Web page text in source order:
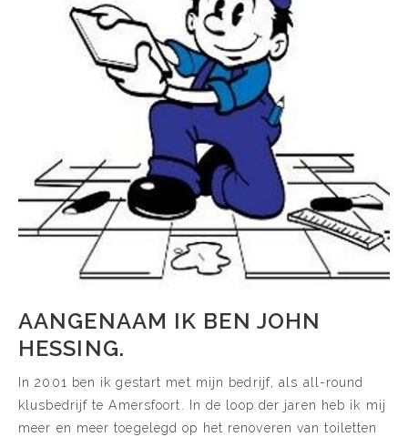
AANGENAAM IK BEN JOHN
HESSING.
In 2001 ben ik gestart met mijn bedrijf, als all-round
klusbedrijf te Amersfoort. In de loop der jaren heb ik mij
meer en meer toegelegd op het renoveren van toiletten